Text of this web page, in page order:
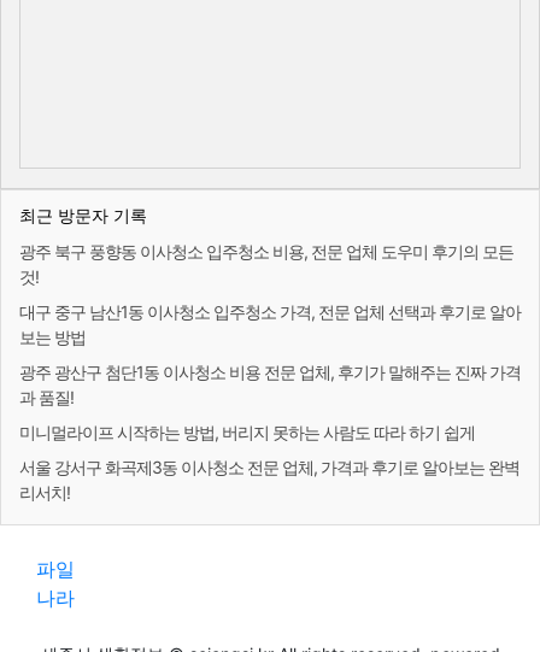
최근 방문자 기록
광주 북구 풍향동 이사청소 입주청소 비용, 전문 업체 도우미 후기의 모든
것!
대구 중구 남산1동 이사청소 입주청소 가격, 전문 업체 선택과 후기로 알아
보는 방법
광주 광산구 첨단1동 이사청소 비용 전문 업체, 후기가 말해주는 진짜 가격
과 품질!
미니멀라이프 시작하는 방법, 버리지 못하는 사람도 따라 하기 쉽게
서울 강서구 화곡제3동 이사청소 전문 업체, 가격과 후기로 알아보는 완벽
리서치!
파일
나라